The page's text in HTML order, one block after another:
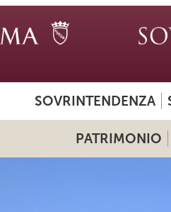
SOVRINTENDENZA
PATRIMONIO